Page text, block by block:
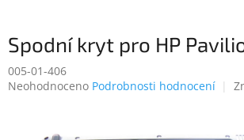
Spodní kryt pro HP
005-01-406
Průměrné
Neohodnoceno Podrobnosti hodnocení